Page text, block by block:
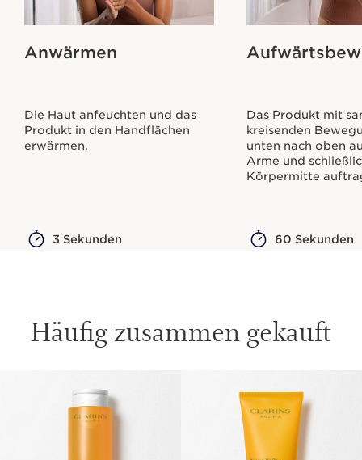
Anwärmen
Die Haut anfeuchten und das
Produkt in den Handflächen
erwärmen.
3 Sekunden
Das Produkt mit
kreisenden
unten nach oben
Arme und
Körpermitte
60 Sekunden
Häufig zusammen gekauft
WEITER ZUM INHALT